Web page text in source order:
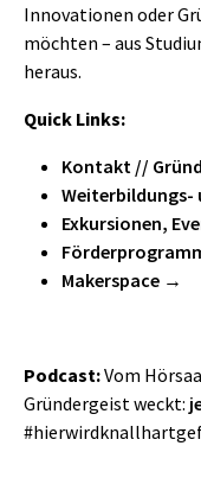
Innovationen oder
möchten – aus
heraus.
Quick Links:
Kontakt //
Weiterbildungs-
Exkursionen,
Makerspace
Podcast:Vom
Gründergeist weckt: